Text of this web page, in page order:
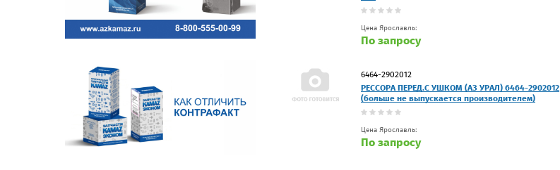
Цена Ярославль:
По запросу
6464-2902012
РЕССОРА ПЕРЕД.С УШКОМ (АЗ УРАЛ) 6464-2902012
(больше не выпускается производителем)
Цена Ярославль:
По запросу